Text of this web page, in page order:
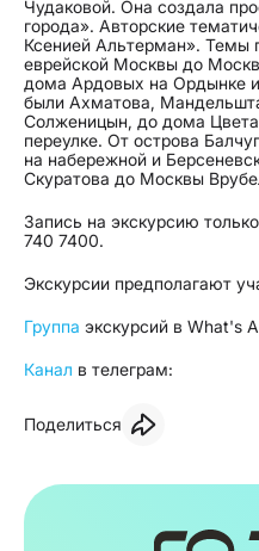
Чудаковой. Она создала
города». Авторские
Ксенией Альтерман». Темы
еврейской Москвы до
дома Ардовых на Ордынке и
были Ахматова,
Солженицын, до дома
переулке. От острова
на набережной и
Скуратова до Москвы
Запись на экскурсию
740 7400.
Экскурсии предполагают
Группа экскурсий в What's
Канал в телеграм:
Поделиться